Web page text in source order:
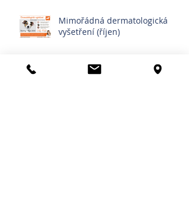
Mimořádná dermatologická
vyšetření (říjen)